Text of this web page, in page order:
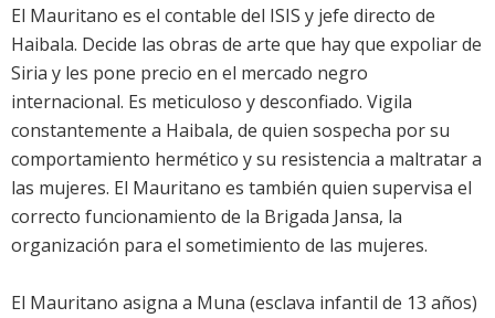
El Mauritano es el contable del ISIS y jefe directo de
Haibala. Decide las obras de arte que hay que expoliar de
Siria y les pone precio en el mercado negro
internacional. Es meticuloso y desconfiado. Vigila
constantemente a Haibala, de quien sospecha por su
comportamiento hermético y su resistencia a maltratar a
las mujeres. El Mauritano es también quien supervisa el
correcto funcionamiento de la Brigada Jansa, la
organización para el sometimiento de las mujeres.
El Mauritano asigna a Muna (esclava infantil de 13 años)